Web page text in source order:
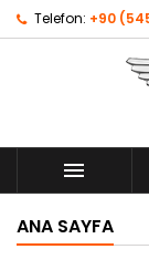
Telefon: +90

ANA SAYFA